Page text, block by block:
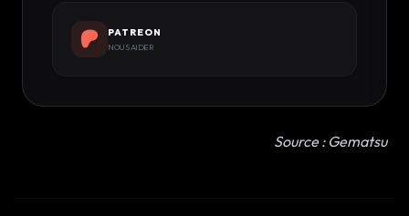
PATREON
NOUS AIDER
Source : Gematsu